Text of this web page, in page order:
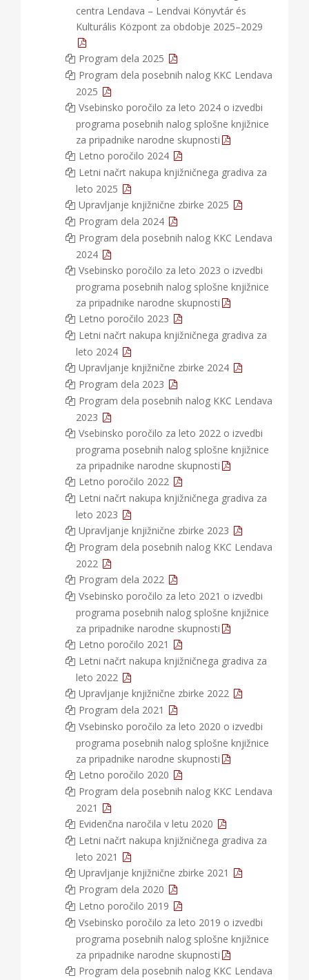
centra Lendava – Lendvai Könyvtár és
Kulturális Központ za obdobje 2025–2029
Program dela 2025
Program dela posebnih nalog KKC Lendava
2025
Vsebinsko poročilo za leto 2024 o izvedbi
programa posebnih nalog splošne knjižnice
za pripadnike narodne skupnosti
Letno poročilo 2024
Letni načrt nakupa knjižničnega gradiva za
leto 2025
Upravljanje knjižnične zbirke 2025
Program dela 2024
Program dela posebnih nalog KKC Lendava
2024
Vsebinsko poročilo za leto 2023 o izvedbi
programa posebnih nalog splošne knjižnice
za pripadnike narodne skupnosti
Letno poročilo 2023
Letni načrt nakupa knjižničnega gradiva za
leto 2024
Upravljanje knjižnične zbirke 2024
Program dela 2023
Program dela posebnih nalog KKC Lendava
2023
Vsebinsko poročilo za leto 2022 o izvedbi
programa posebnih nalog splošne knjižnice
za pripadnike narodne skupnosti
Letno poročilo 2022
Letni načrt nakupa knjižničnega gradiva za
leto 2023
Upravljanje knjižnične zbirke 2023
Program dela posebnih nalog KKC Lendava
2022
Program dela 2022
Vsebinsko poročilo za leto 2021 o izvedbi
programa posebnih nalog splošne knjižnice
za pripadnike narodne skupnosti
Letno poročilo 2021
Letni načrt nakupa knjižničnega gradiva za
leto 2022
Upravljanje knjižnične zbirke 2022
Program dela 2021
Vsebinsko poročilo za leto 2020 o izvedbi
programa posebnih nalog splošne knjižnice
za pripadnike narodne skupnosti
Letno poročilo 2020
Program dela posebnih nalog KKC Lendava
2021
Evidenčna naročila v letu 2020
Letni načrt nakupa knjižničnega gradiva za
leto 2021
Upravljanje knjižnične zbirke 2021
Program dela 2020
Letno poročilo 2019
Vsebinsko poročilo za leto 2019 o izvedbi
programa posebnih nalog splošne knjižnice
za pripadnike narodne skupnosti
Program dela posebnih nalog KKC Lendava